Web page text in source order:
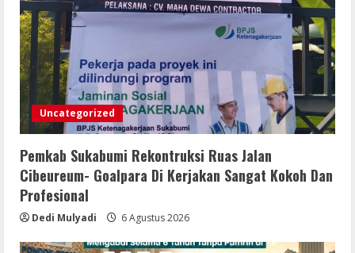
3
MELAKUKAN SUAP!
6 Agustus 2026
4
Bupati Buol dan Wakil Bupati Hadiri
Peringatan Maulid Arbain ke-7 di
Masjid Agung At-Tafakur
6 Agustus 2026
Pemkab Sergai Bersama Anggota DPR
Uncategorized
Pemkab Sukabumi Rekontruksi Ruas Jalan
Cibeureum- Goalpara Di Kerjakan Sangat Kokoh Dan
Profesional
Dedi Mulyadi 6 Agustus 2026